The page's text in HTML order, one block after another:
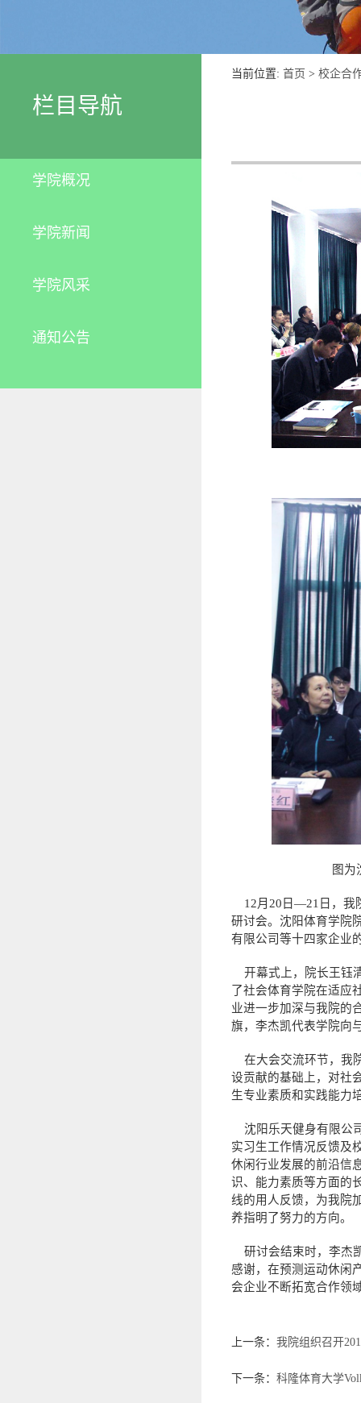
栏目导航
学院概况
学院新闻
学院风采
通知公告
当前位置: 首页 > 校企合
图为
12月20日—21日，我
研讨会。沈阳体育学院
有限公司等十四家企业
开幕式上，院长王钰
了社会体育学院在适应
业进一步加深与我院的
旗，李杰凯代表学院向
在大会交流环节，我
设贡献的基础上，对社
生专业素质和实践能力
沈阳乐天健身有限公
实习生工作情况反馈及
休闲行业发展的前沿信
识、能力素质等方面的
线的用人反馈，为我院
养指明了努力的方向。
研讨会结束时，李杰
感谢，在预测运动休闲
会企业不断拓宽合作领
上一条： 我院组织召开
下一条： 科隆体育大学